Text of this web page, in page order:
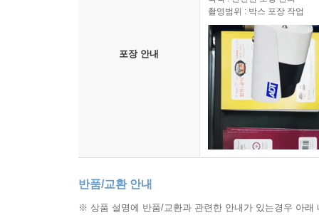
포장 안내
촬영범위 : 박스 포장 작업
반품/교환 안내
※ 상품 설명에 반품/교환과 관련한 안내가 있는경우 아